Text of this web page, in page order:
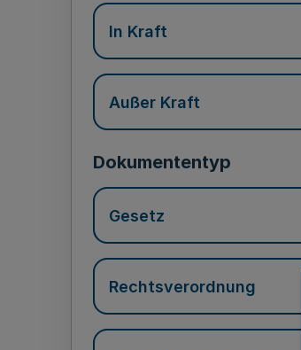
In Kraft
Außer Kraft
Dokumententyp
Gesetz
Rechtsverordnung